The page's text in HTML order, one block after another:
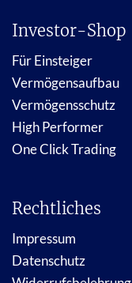
Investor-Shop
Für Einsteiger
Vermögensaufbau
Vermögensschutz
High Performer
One Click Trading
Rechtliches
Impressum
Datenschutz